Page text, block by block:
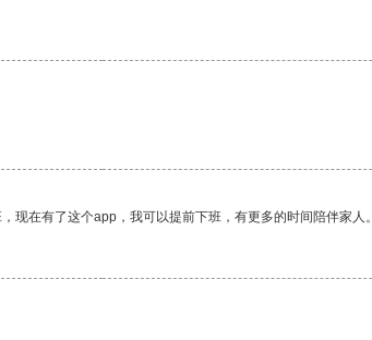
在有了这个app，我可以提前下班，有更多的时间陪伴家人。